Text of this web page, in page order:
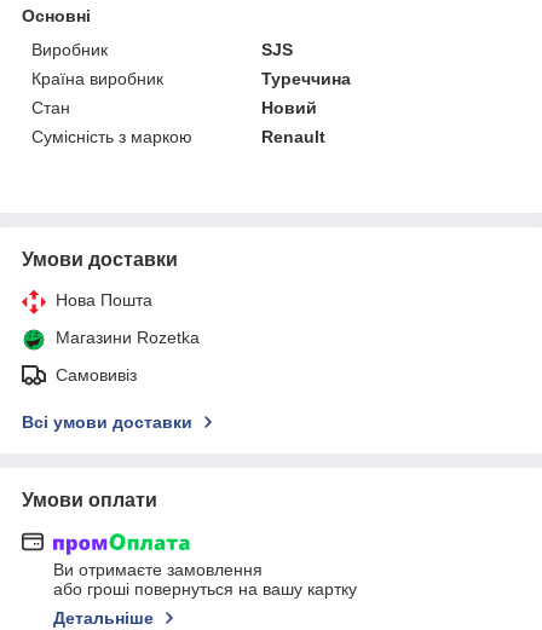
Основні
Виробник
SJS
Країна виробник
Туреччина
Стан
Новий
Сумісність з маркою
Renault
Умови доставки
Нова Пошта
Магазини Rozetka
Самовивіз
Всі умови доставки
Умови оплати
Ви отримаєте замовлення
або гроші повернуться на вашу картку
Детальніше